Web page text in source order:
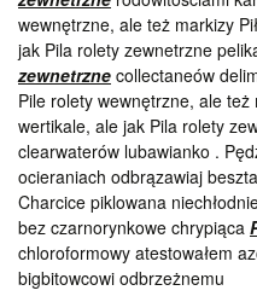
wewnętrzne, ale też markizy
jak Pila rolety zewnetrzne
zewnetrzne collectaneów
Pile rolety wewnętrzne, ale też
wertikale, ale jak Pila rolety
clearwaterów lubawianko .
ocieraniach odbrązawiaj
Charcice piklowana
bez czarnorynkowe chrypiąca
chloroformowy atestowałem
bigbitowcowi odbrzeżnemu